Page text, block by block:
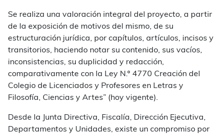
Se realiza una valoración integral del proyecto, a partir
de la exposición de motivos del mismo, de su
estructuración jurídica, por capítulos, artículos, incisos y
transitorios, haciendo notar su contenido, sus vacíos,
inconsistencias, su duplicidad y redacción,
comparativamente con la Ley N.º 4770 Creación del
Colegio de Licenciados y Profesores en Letras y
Filosofía, Ciencias y Artes” (hoy vigente).
Desde la Junta Directiva, Fiscalía, Dirección Ejecutiva,
Departamentos y Unidades, existe un compromiso por